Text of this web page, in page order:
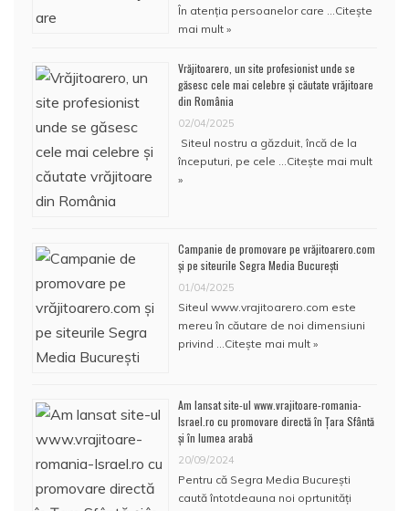
În atenţia persoanelor care … Citește
mai mult »
Vrăjitoarero, un site profesionist unde se
găsesc cele mai celebre și căutate vrăjitoare
din România
02/04/2025
Siteul nostru a găzduit, încă de la
începuturi, pe cele … Citește mai mult
»
Campanie de promovare pe vrăjitoarero.com
și pe siteurile Segra Media București
01/04/2025
Siteul www.vrajitoarero.com este
mereu în căutare de noi dimensiuni
privind … Citește mai mult »
Am lansat site-ul www.vrajitoare-romania-
Israel.ro cu promovare directă în Țara Sfântă
și în lumea arabă
20/09/2024
Pentru că Segra Media București
caută întotdeauna noi oprtunități